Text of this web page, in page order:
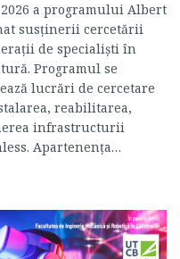
a programului Albert
susținerii cercetării
de specialiști în
Programul se
lucrări de cercetare
reabilitarea,
infrastructurii
Apartenența…